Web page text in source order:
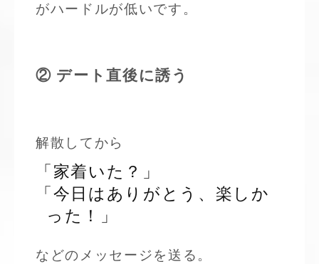
がハードルが低いです。
② デート直後に誘う
解散してから
「家着いた？」
「今日はありがとう、楽しか
った！」
などのメッセージを送る。